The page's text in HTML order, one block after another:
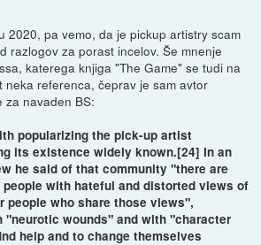
2020, pa vemo, da je pickup artistry scam
razlogov za porast incelov. Še mnenje
katerega knjiga "The Game" se tudi na
neka referenca, čeprav je sam avtor
za navaden BS:
popularizing the pick-up artist
its existence widely known.[24] In an
he said of that community "there are
people with hateful and distorted views of
people who share those views",
"neurotic wounds" and with "character
help and to change themselves